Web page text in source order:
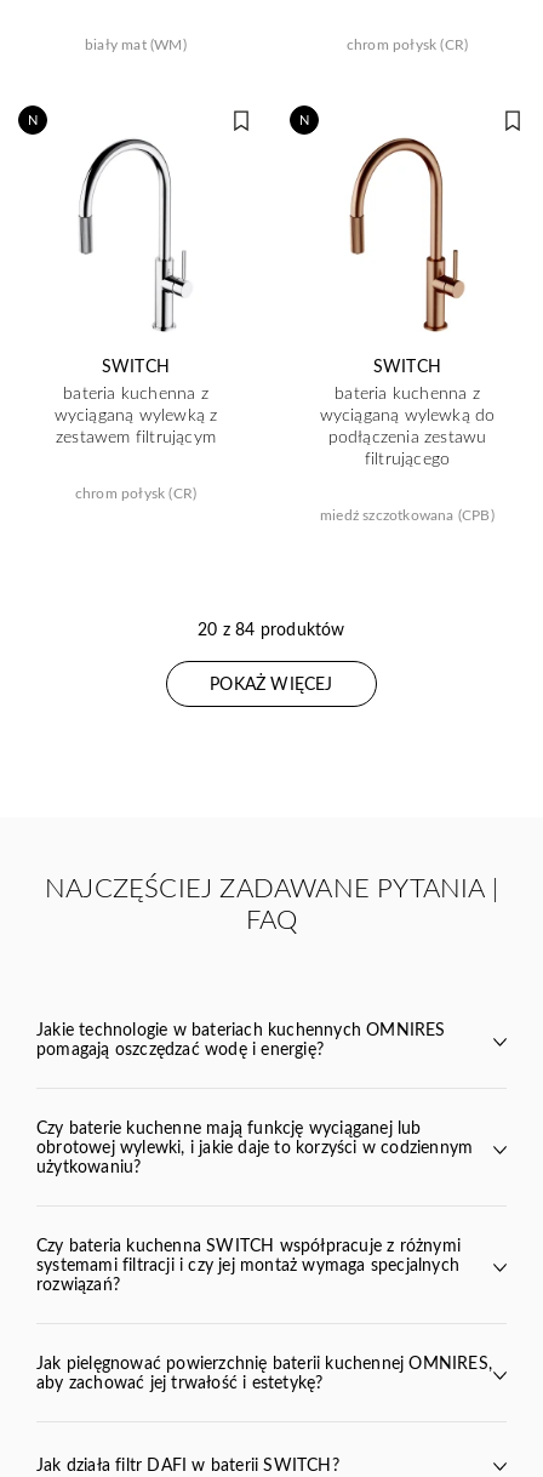
biały mat (WM) chrom połysk (CR)
N
SWITCH
bateria kuchenna z
wyciąganą wylewką z
zestawem filtrującym
chrom połysk (CR)
N
SWITCH
bateria kuchenna z
wyciąganą wylewką do
podłączenia zestawu
filtrującego
miedź szczotkowana (CPB)
20 z 84 produktów
POKAŻ WIĘCEJ
NAJCZĘŚCIEJ ZADAWANE PYTANIA |
FAQ
Jakie technologie w bateriach kuchennych OMNIRES
pomagają oszczędzać wodę i energię?
Y BEND VITA TULA
Czy baterie kuchenne mają funkcję wyciąganej lub
obrotowej wylewki, i jakie daje to korzyści w codziennym
użytkowaniu?
Czy bateria kuchenna SWITCH współpracuje z różnymi
systemami filtracji i czy jej montaż wymaga specjalnych
rozwiązań?
Jak pielęgnować powierzchnię baterii kuchennej OMNIRES,
aby zachować jej trwałość i estetykę?
Jak działa filtr DAFI w baterii SWITCH?